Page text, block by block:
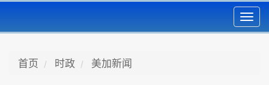
首页 时政 美加新闻